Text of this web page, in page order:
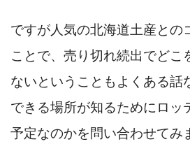
ですが人気の北海道土産との
ことで、売り切れ続出でどこ
ないということもよくある話
できる場所が知るためにロッ
予定なのかを問い合わせてみ